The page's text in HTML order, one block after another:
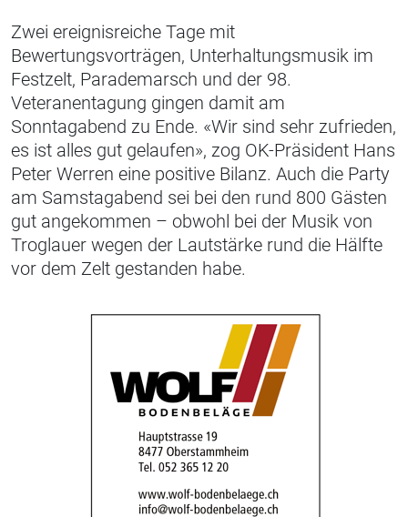
Zwei ereignisreiche Tage mit
Bewertungsvorträgen, Unterhaltungsmusik im
Festzelt, Parademarsch und der 98.
Veteranentagung gingen damit am
Sonntagabend zu Ende. «Wir sind sehr zufrieden,
es ist alles gut gelaufen», zog OK-Präsident Hans
Peter Werren eine positive Bilanz. Auch die Party
am Samstagabend sei bei den rund 800 Gästen
gut angekommen – obwohl bei der Musik von
Troglauer wegen der Lautstärke rund die Hälfte
vor dem Zelt gestanden habe.